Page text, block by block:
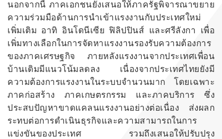
นอกจากนี้ ภาคเอกชนยังเสนอให้ภาครัฐพิจารณาขยาย
ความร่วมมือด้านการนำเข้าแรงงานกับประเทศใหม่
เพิ่มเติม อาทิ อินโดนีเซีย ฟิลิปปินส์ และศรีลังกา เพื่อ
เพิ่มทางเลือกในการจัดหาแรงงานรองรับความต้องการ
ของภาคเศรษฐกิจ ภายหลังแรงงานจากประเทศเพื่อน
บ้านเดิมมีแนวโน้มลดลง เนื่องจากประเทศไทยยังมี
ความต้องการแรงงานในระบบจำนวนมาก โดยเฉพาะ
ภาคก่อสร้าง ภาคเกษตรกรรม และภาคบริการ ซึ่ง
ประสบปัญหาขาดแคลนแรงงานอย่างต่อเนื่อง ส่งผลก
ระทบต่อการดำเนินธุรกิจและความสามารถในการ
แข่งขันของประเทศ รวมถึงเสนอให้ปรับปรุง